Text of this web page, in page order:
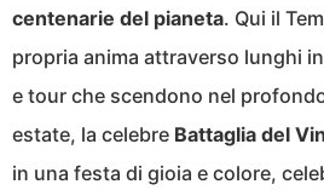
centenarie del pianeta. Qui il
propria anima attraverso lunghi
e tour che scendono nel
estate, la celebre Battaglia del
in una festa di gioia e colore,